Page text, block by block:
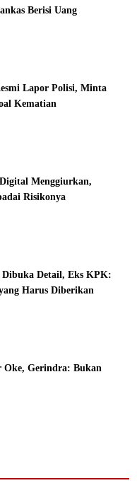
Berisi Uang
Lapor Polisi, Minta
Kematian
Menggiurkan,
Risikonya
Dibuka Detail, Eks KPK:
Harus Diberikan
Oke, Gerindra: Bukan